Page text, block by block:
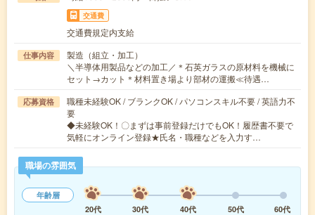
交通費
交通費規定内支給
仕事内容
製造（組立・加工）
＼半導体用製品などの加工／＊石英ガラスの原材料を機械に
セット→カット＊材料置き場より部材の運搬≪待遇…
応募資格
職種未経験OK / ブランクOK / パソコンスキル不要 / 英語力不
要
◆未経験OK！〇まずは事前登録だけでもOK！履歴書不要で
気軽にオンライン登録★氏名・職種などを入力す…
職場の雰囲気
年齢層
20代
30代 40代 50代 60代